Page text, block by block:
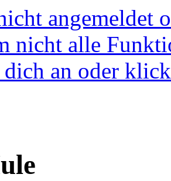
angemeldet
nicht alle
dich an oder